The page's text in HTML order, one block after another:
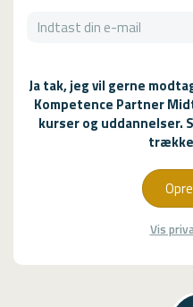
Ja tak, jeg vil gerne
Kompetence Partner
kurser og uddannelser.
Vis